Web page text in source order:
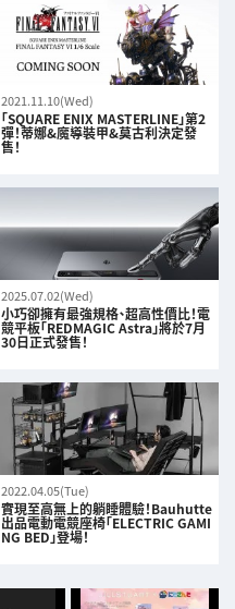
2021.11.10(Wed)
「SQUARE ENIX MASTERLINE」第2
彈！蒂娜&魔導裝甲&莫古利決定發
售！
2025.07.02(Wed)
小巧卻擁有最強規格、超高性價比！電
競平板「REDMAGIC Astra」將於7月
30日正式發售！
2022.04.05(Tue)
實現至高無上的躺睡體驗！Bauhutte
出品電動電競座椅「ELECTRIC GAMI
NG BED」登場！